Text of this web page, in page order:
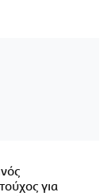
για